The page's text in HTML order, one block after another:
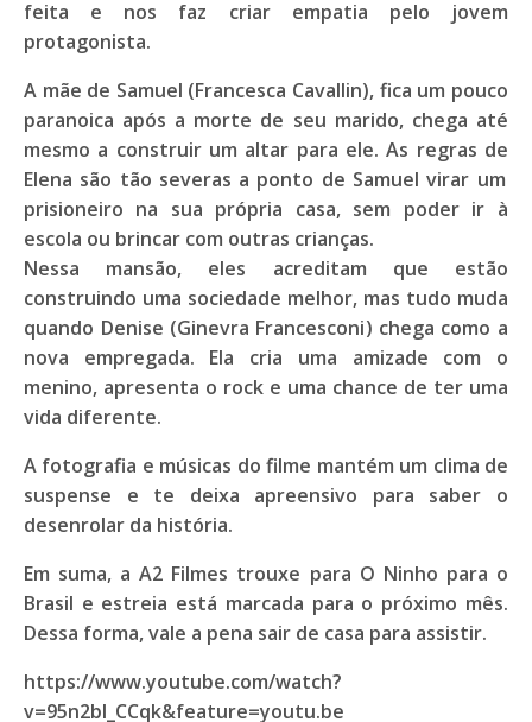
feita e nos faz criar empatia pelo jovem
protagonista.
A mãe de Samuel (Francesca Cavallin), fica um pouco
paranoica após a morte de seu marido, chega até
mesmo a construir um altar para ele. As regras de
Elena são tão severas a ponto de Samuel virar um
prisioneiro na sua própria casa, sem poder ir à
escola ou brincar com outras crianças.
Nessa mansão, eles acreditam que estão
construindo uma sociedade melhor, mas tudo muda
quando Denise (Ginevra Francesconi) chega como a
nova empregada. Ela cria uma amizade com o
menino, apresenta o rock e uma chance de ter uma
vida diferente.
A fotografia e músicas do filme mantém um clima de
suspense e te deixa apreensivo para saber o
desenrolar da história.
Em suma, aA2 Filmes trouxe para O Ninho para o
Brasil e estreia está marcada para o próximo mês.
Dessa forma, vale a pena sair de casa para assistir.
https://www.youtube.com/watch?
v=95n2bI_CCqk&feature=youtu.be